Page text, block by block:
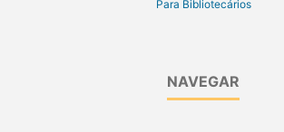
Para Bibliotecários
NAVEGAR